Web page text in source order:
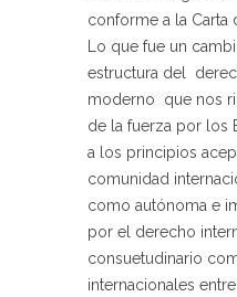
conforme a la Carta
Lo que fue un
estructura del
moderno que nos
de la fuerza por los
a los principios
comunidad
como autónoma e
por el derecho
consuetudinario
internacionales